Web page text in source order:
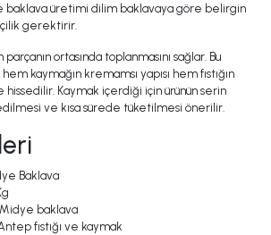
baklava üretimi dilim baklavaya göre belirgin
gerektirir.
ortasında toplanmasını sağlar. Bu
kaymağın kremamsı yapısı hem fıstığın
hissedilir. Kaymak içerdiği için ürünün serin
ve kısa sürede tüketilmesi önerilir.
Baklava
Midye baklava
fıstığı ve kaymak